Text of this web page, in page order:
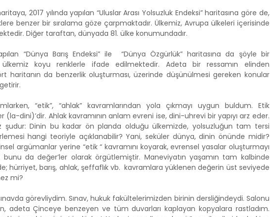
2017 yılında yapılan “Uluslar Arası Yolsuzluk Endeksi” haritasına göre de,
benzer bir sıralama göze çarpmaktadır. Ülkemiz, Avrupa ülkeleri içerisinde
Diğer taraftan, dünyada 81. ülke konumundadır.
“Dünya Barış Endeksi” ile
“Dünya Özgürlük” haritasına da şöyle bir
ülkemiz koyu renklerle ifade edilmektedir. Adeta bir ressamın elinden
haritanın da benzerlik oluşturması, üzerinde düşünülmesi gereken konular
“etik”, “ahlak” kavramlarından yola çıkmayı uygun buldum. Etik
(la-dini)’dir. Ahlak kavramının anlam evreni ise, dini-uhrevi bir yapıyı arz eder.
şudur: Dinin bu kadar ön planda olduğu ülkemizde, yolsuzluğun tam tersi
hangi teoriyle açıklanabilir? Yani, seküler dünya, dinin önünde midir?
argümanlar yerine “etik “ kavramını koyarak, evrensel yasalar oluşturmayı
bunu da değer’ler olarak örgütlemiştir. Maneviyatın yaşamın tam kalbinde
hürriyet, barış, ahlak, şeffaflık vb. kavramlara yüklenen değerin üst seviyede
mi?
görevliydim. Sınav, hukuk fakültelerimizden birinin dersliğindeydi. Salonu
adeta Çinceye benzeyen ve tüm duvarları kaplayan kopyalara rastladım.